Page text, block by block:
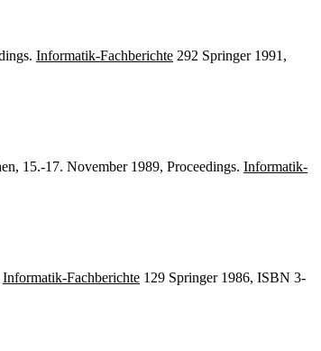
Informatik-Fachberichte 292 Springer 1991,
15.-17. November 1989, Proceedings. Informatik-
Informatik-Fachberichte 129 Springer 1986, ISBN 3-